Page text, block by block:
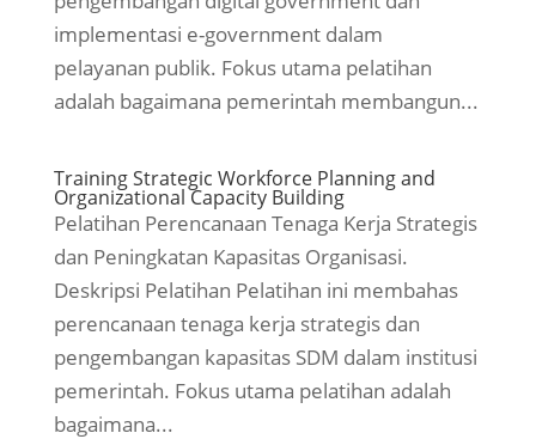
implementasi e-government dalam
pelayanan publik. Fokus utama pelatihan
adalah bagaimana pemerintah membangun...
Training Strategic Workforce Planning and
Organizational Capacity Building
Pelatihan Perencanaan Tenaga Kerja Strategis
dan Peningkatan Kapasitas Organisasi.
Deskripsi Pelatihan Pelatihan ini membahas
perencanaan tenaga kerja strategis dan
pengembangan kapasitas SDM dalam institusi
pemerintah. Fokus utama pelatihan adalah
bagaimana...